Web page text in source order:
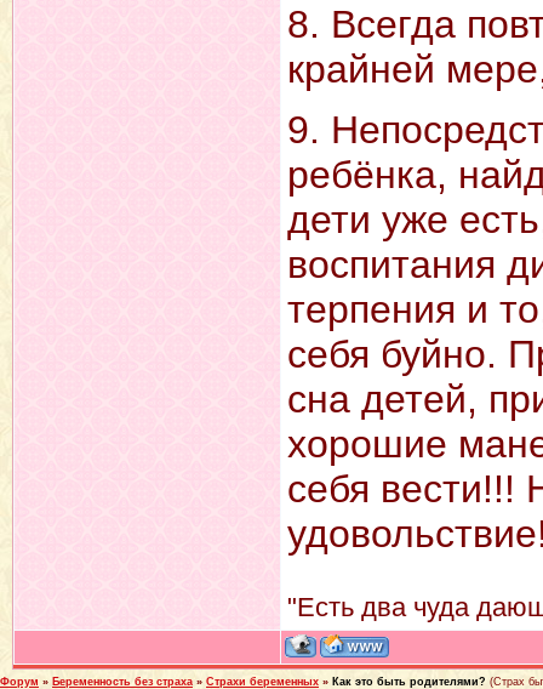
8. Всегда
крайней
9.
ребёнка,
дети уже
воспитания
терпения и
себя буйно.
сна детей,
хорошие
себя вести!!!
"Есть два чуда
Форум » Беременность без страха » Страхи беременных » Как это быть родителями? (Страх